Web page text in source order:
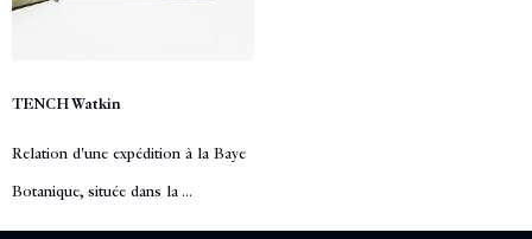
TENCH Watkin
Relation d'une expédition à la Baye
Botanique, située dans la ...